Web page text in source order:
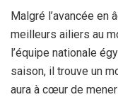
Malgré l’avancée en
meilleurs ailiers au
l’équipe nationale
saison, il trouve un
aura à cœur de